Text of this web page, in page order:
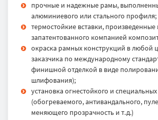
прочные и надежные рамы,
алюминиевого или стального профиля;
термостойкие вставки, произведенные
запатентованного компанией
окраска рамных конструкций в любой
заказчика по международному
финишной отделкой в виде
шлифования);
установка огнестойкого и
(обогреваемого, антивандального,
меняющего прозрачность и т.д.)